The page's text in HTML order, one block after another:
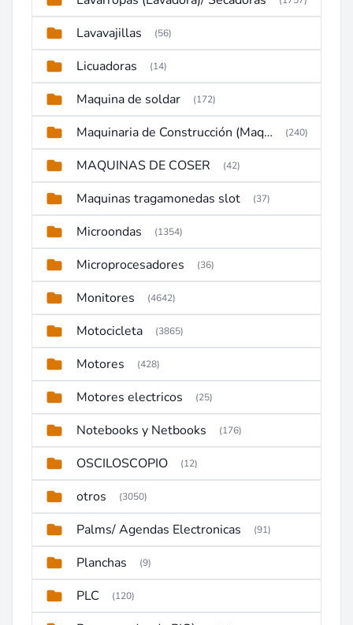
Lavavajillas (56)
Licuadoras (14)
Maquina de soldar (172)
Maquinaria de Construcción (Maquinaria Pesada) (240)
MAQUINAS DE COSER (42)
Maquinas tragamonedas slot (37)
Microondas (1354)
Microprocesadores (36)
Monitores (4642)
Motocicleta (3865)
Motores (428)
Motores electricos (25)
Notebooks y Netbooks (176)
OSCILOSCOPIO (12)
otros (3050)
Palms/ Agendas Electronicas (91)
Planchas (9)
PLC (120)